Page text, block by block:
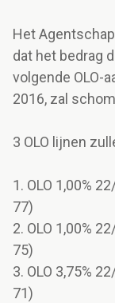
Het
dat het bedrag
volgende OLO-
2016, zal
3 OLO lijnen
1. OLO 1,00%
77)
2. OLO 1,00%
75)
3. OLO 3,75%
71)